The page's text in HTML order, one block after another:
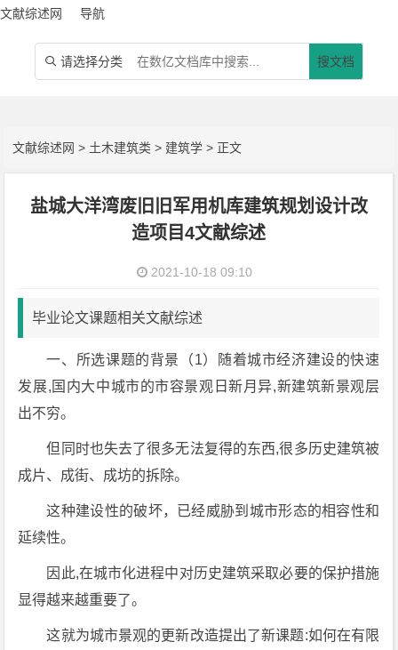
文献综述网 导航
 请选择分类 搜文档
文献综述网 > 土木建筑类 > 建筑学 > 正文
盐城大洋湾废旧旧军用机库建筑规划设计改
造项目4文献综述
2021-10-18 09:10
毕业论文课题相关文献综述
一、所选课题的背景（1）随着城市经济建设的快速
发展,国内大中城市的市容景观日新月异,新建筑新景观层
出不穷。
但同时也失去了很多无法复得的东西,很多历史建筑被
成片、成街、成坊的拆除。
这种建设性的破坏，已经威胁到城市形态的相容性和
延续性。
因此,在城市化进程中对历史建筑采取必要的保护措施
显得越来越重要了。
这就为城市景观的更新改造提出了新课题:如何在有限